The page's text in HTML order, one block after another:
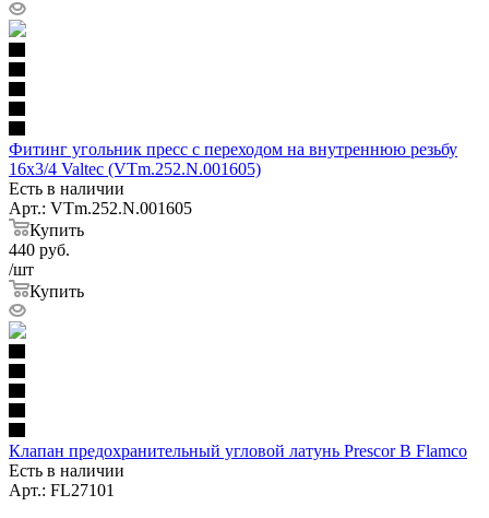
Фитинг угольник пресс с переходом на внутреннюю резьбу
16х3/4 Valtec (VTm.252.N.001605)
Есть в наличии
Арт.: VTm.252.N.001605
Купить
440 руб.
/шт
Купить
Клапан предохранительный угловой латунь Prescor B Flamco
Есть в наличии
Арт.: FL27101